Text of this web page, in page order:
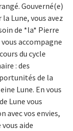
Gouverné(e)
la Lune, vous avez
de *la* Pierre
vous accompagne
du cycle
: des
de la
Lune. En vous
Lune vous
avec vos envies,
aide